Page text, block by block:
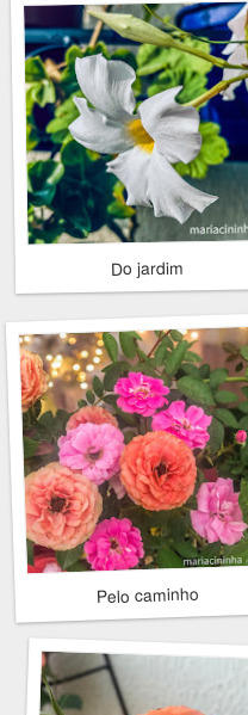
Do jardim
Pelo caminho